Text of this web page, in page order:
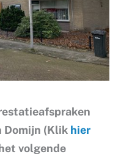
Domijn (Klik hier
volgende